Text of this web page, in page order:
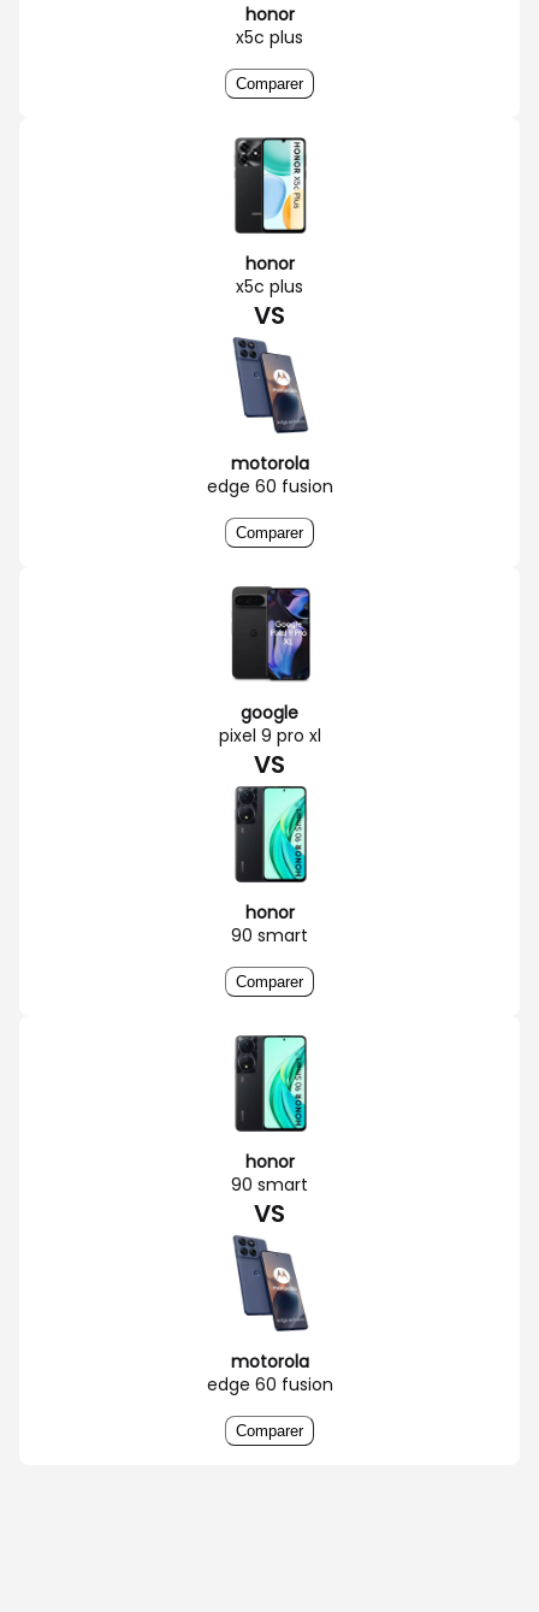
honor
x5c plus
Comparer
honor
x5c plus
VS
motorola
edge 60 fusion
Comparer
google
pixel 9 pro xl
VS
honor
90 smart
Comparer
honor
90 smart
VS
motorola
edge 60 fusion
Comparer